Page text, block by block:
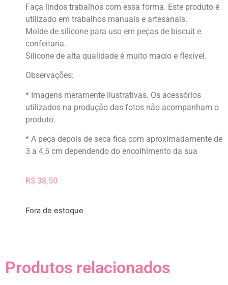
Faça lindos trabalhos com essa forma. Este produto é
utilizado em trabalhos manuais e artesanais.
Molde de silicone para uso em peças de biscuit e
confeitaria.
Silicone de alta qualidade é muito macio e flexível.
Observações:
* Imagens meramente ilustrativas. Os acessórios
utilizados na produção das fotos não acompanham o
produto.
* A peça depois de seca fica com aproximadamente de
3 a 4,5 cm dependendo do encolhimento da sua
R$ 38,50
Fora de estoque
Produtos relacionados